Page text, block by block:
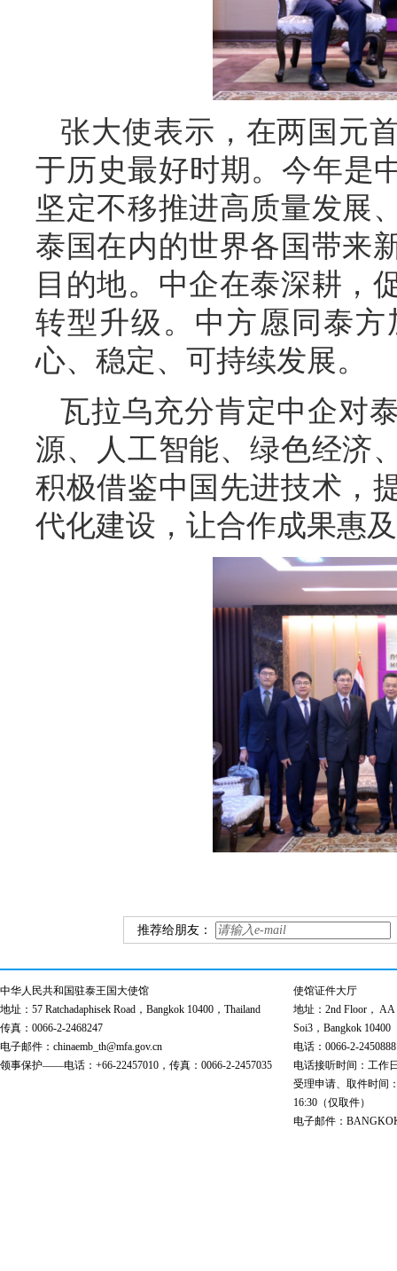
张大使表示，在两国元
于历史最好时期。今年是
坚定不移推进高质量发展
泰国在内的世界各国带来
目的地。中企在泰深耕，
转型升级。中方愿同泰
心、稳定、可持续发展。
瓦拉乌充分肯定中企对
源、人工智能、绿色经济
积极借鉴中国先进技术，
代化建设，让合作成果惠
推荐给朋友：
中华人民共和国驻泰王国大使馆
地址：57 Ratchadaphisek Road，Bangkok 10400，Thailand
传真：0066-2-2468247
电子邮件：chinaemb_th@mfa.gov.cn
领事保护——电话：+66-22457010，传真：0066-2-2457035
使馆证件大厅
地址：2nd Floor， AA
Soi3，Bangkok 10400
电话：0066-2-
电话接听时间：工作
受理申请、取件时间
16:30（仅取件）
电子邮件：